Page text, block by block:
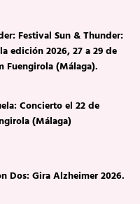
Festival Sun & Thunder:
edición 2026, 27 a 29 de
Fuengirola (Málaga).
Concierto el 22 de
(Málaga)
Dos: Gira Alzheimer 2026.